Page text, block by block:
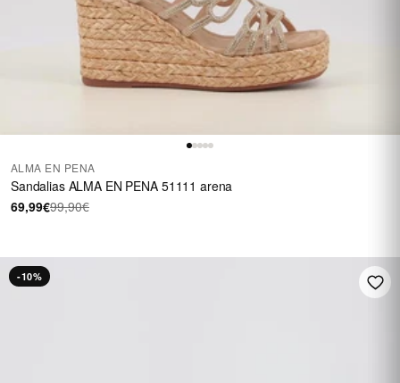
ALMA EN PENA
Sandalias ALMA EN PENA 51111 arena
69,99€99,90€
-10%